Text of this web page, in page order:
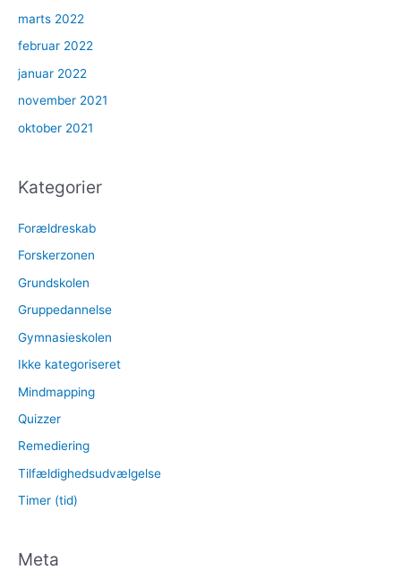
marts 2022
februar 2022
januar 2022
november 2021
oktober 2021
Kategorier
Forældreskab
Forskerzonen
Grundskolen
Gruppedannelse
Gymnasieskolen
Ikke kategoriseret
Mindmapping
Quizzer
Remediering
Tilfældighedsudvælgelse
Timer (tid)
Meta